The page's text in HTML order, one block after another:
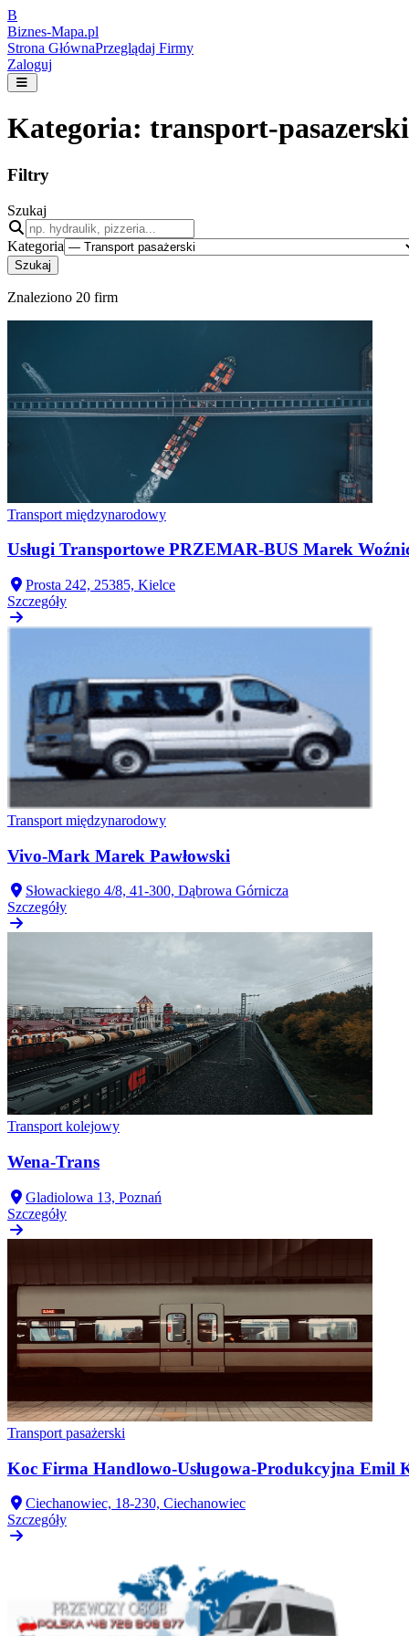
B
Biznes-Mapa.pl
Strona GłównaPrzeglądaj Firmy
Zaloguj
Kategoria: transport-pasazerski
Filtry
Szukaj
Kategoria
Szukaj
Znaleziono 20 firm
Transport międzynarodowy
Usługi Transportowe PRZEMAR-BUS Marek
Prosta 242, 25385, Kielce
Szczegóły
Transport międzynarodowy
Vivo-Mark Marek Pawłowski
Słowackiego 4/8, 41-300, Dąbrowa Górnicza
Szczegóły
Transport kolejowy
Wena-Trans
Gladiolowa 13, Poznań
Szczegóły
Transport pasażerski
Koc Firma Handlowo-Usługowa-Produkcyjna Emil
Ciechanowiec, 18-230, Ciechanowiec
Szczegóły